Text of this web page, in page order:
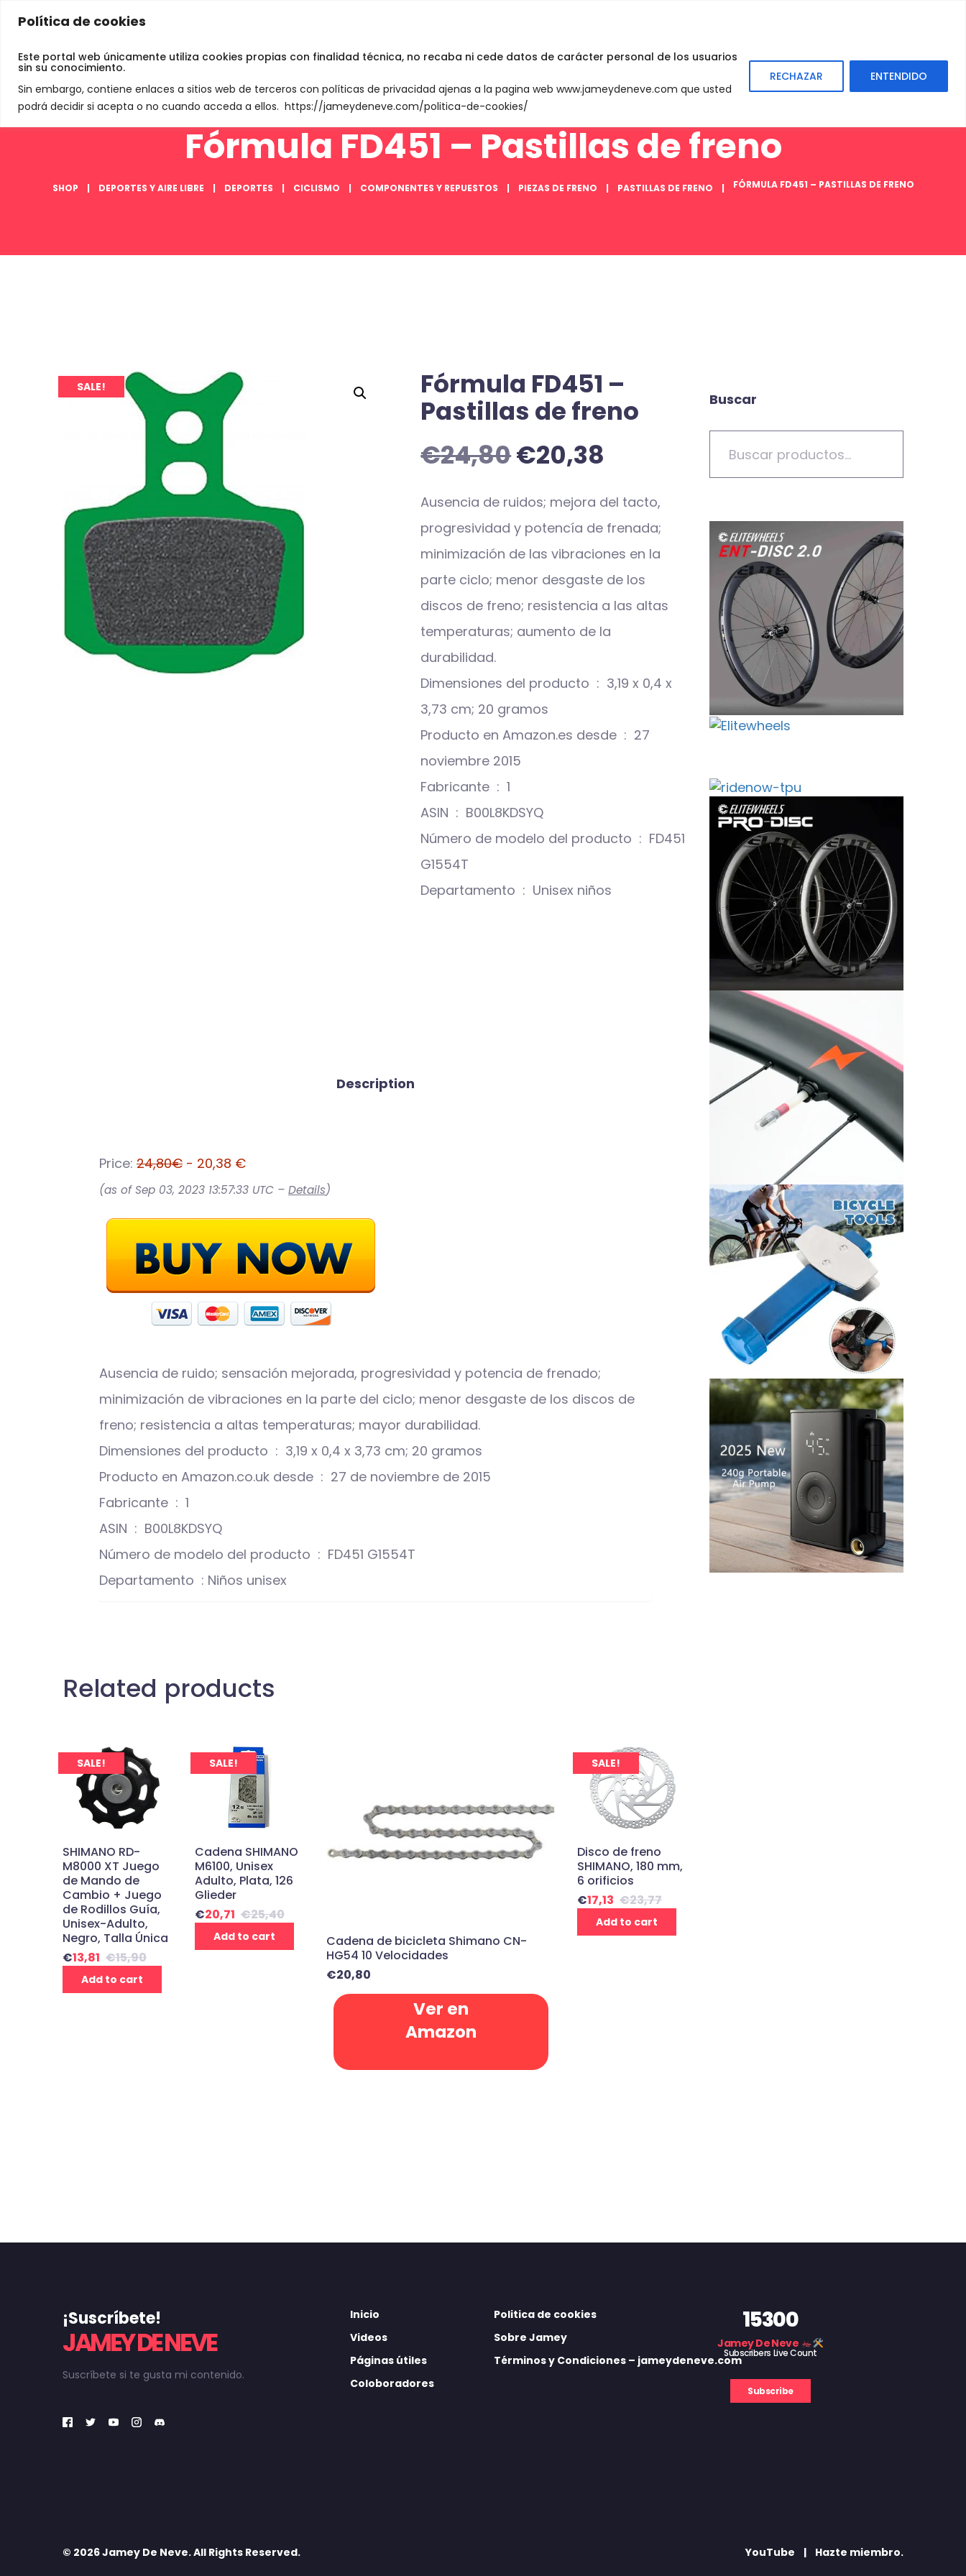
Política de cookies
Este portal web únicamente utiliza cookies propias con finalidad técnica, no recaba ni cede datos de carácter personal de los usuarios
sin su conocimiento.
Sin embargo, contiene enlaces a sitios web de terceros con políticas de privacidad ajenas a la pagina web www.jameydeneve.com que usted
podrá decidir si acepta o no cuando acceda a ellos. https://jameydeneve.com/politica-de-cookies/
RECHAZAR ENTENDIDO
Fórmula FD451 – Pastillas de freno
SHOP DEPORTES Y AIRE LIBRE DEPORTES CICLISMO COMPONENTES Y REPUESTOS PIEZAS DE FRENO PASTILLAS DE FRENO FÓRMULA FD451 – PASTILLAS DE FRENO
SALE! Fórmula FD451 –
Pastillas de freno
€24,80€20,38
Ausencia de ruidos; mejora del tacto,
progresividad y potencía de frenada;
minimización de las vibraciones en la
parte ciclo; menor desgaste de los
discos de freno; resistencia a las altas
temperaturas; aumento de la
durabilidad.
Dimensiones del producto ‏ : ‎ 3,19 x 0,4 x
3,73 cm; 20 gramos
Producto en Amazon.es desde ‏ : ‎ 27
noviembre 2015
Fabricante ‏ : ‎ 1
ASIN ‏ : ‎ B00L8KDSYQ
Número de modelo del producto ‏ : ‎ FD451
G1554T
Departamento ‏ : ‎ Unisex niños
Description
Price: 24,80€ - 20,38 €
(as of Sep 03, 2023 13:57:33 UTC – Details)
Ausencia de ruido; sensación mejorada, progresividad y potencia de frenado;
minimización de vibraciones en la parte del ciclo; menor desgaste de los discos de
freno; resistencia a altas temperaturas; mayor durabilidad.
Dimensiones del producto ‏ : ‎ 3,19 x 0,4 x 3,73 cm; 20 gramos
Producto en Amazon.co.uk desde ‏ : ‎ 27 de noviembre de 2015
Fabricante ‏ : ‎ 1
ASIN ‏ : ‎ B00L8KDSYQ
Número de modelo del producto ‏ : ‎ FD451 G1554T
Departamento ‏ : ‎Niños unisex
Related products
SALE!
SHIMANO RD-
M8000 XT Juego
de Mando de
Cambio + Juego
de Rodillos Guía,
Unisex-Adulto,
Negro, Talla Única
€15,90
€13,81
Add to cart
SALE!
Cadena SHIMANO
M6100, Unisex
Adulto, Plata, 126
Glieder
€25,40
€20,71
Add to cart
Cadena de bicicleta Shimano CN-
HG54 10 Velocidades
€20,80
Ver en
Amazon
SALE!
Disco de freno
SHIMANO, 180 mm,
6 orificios
€23,77
€17,13
Add to cart
Buscar
¡Suscríbete!
JAMEY DE NEVE
Suscríbete si te gusta mi contenido.
Inicio
Videos
Páginas útiles
Coloboradores
Politica de cookies
Sobre Jamey
Términos y Condiciones – jameydeneve.com
15300
Jamey De Neve
Subscribers Live Count
Subscribe
© 2026 Jamey De Neve. All Rights Reserved. YouTube Hazte miembro.